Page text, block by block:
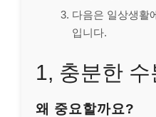
다음은 일상생활
입니다.
1, 충분한 수
왜 중요할까요?